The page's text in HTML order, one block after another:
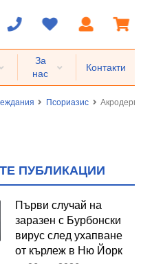
За
нас
Контакти
Псориазис
ПУБЛИКАЦИИ
Първи случай на
заразен с Бурбонски
вирус след ухапване
от кърлеж в Ню Йорк